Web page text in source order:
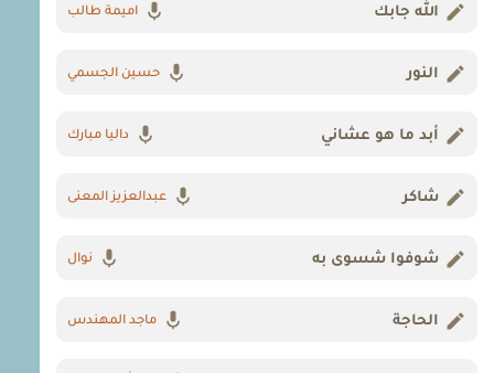
الله جابك اميمة طالب
النور حسين الجسمي
أبد ما هو عشاني داليا مبارك
شاكر عبدالعزيز المعنى
شوفوا شسوى به نوال
الحاجة ماجد المهندس